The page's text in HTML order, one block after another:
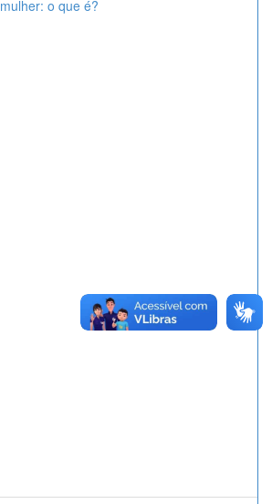
mulher: o que é?